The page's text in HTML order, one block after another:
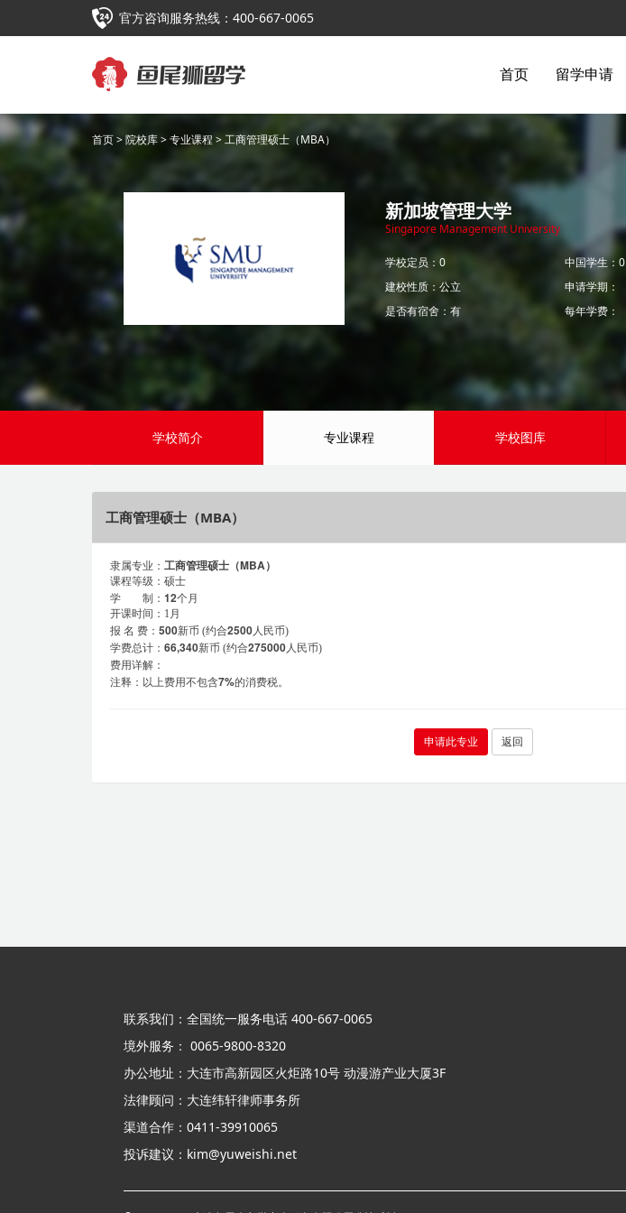
官方咨询服务热线：400-667-0065
首页 留学申请
首页>院校库>专业课程 > 工商管理硕士（MBA）
新加坡管理大学
Singapore Management University
学校定员：0
建校性质：公立
是否有宿舍：有
中国学生：0
申请学期：
每年学费：
学校简介 专业课程 学校图库
工商管理硕士（MBA）
隶属专业： 工商管理硕士（MBA）
课程等级：硕士
学 制： 12个月
开课时间：1月
报 名 费： 500新币 (约合2500人民币)
学费总计： 66,340新币 (约合275000人民币)
费用详解：
注释：以上费用不包含7%的消费税。
申请此专业 返回
联系我们：全国统一服务电话 400-667-0065
境外服务： 0065-9800-8320
办公地址：大连市高新园区火炬路10号 动漫游产业大厦3F
法律顾问：大连纬轩律师事务所
渠道合作：0411-39910065
投诉建议：kim@yuweishi.net